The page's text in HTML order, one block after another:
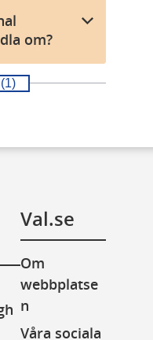
om?
Val.se
Om
webbplatse
n
Våra sociala